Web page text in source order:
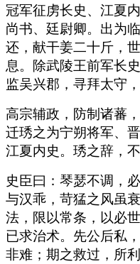
冠军征虏长史、江夏
尚书、廷尉卿。出为
还，献干姜二十斤，
息。除武陵王前军长
监吴兴郡，寻拜太守
高宗辅政，防制诸蕃
迁琇之为宁朔将军、
江夏内史。琇之辞，
史臣曰：琴瑟不调，
与汉乖，苛猛之风虽
法，限以常条，以必
已求治术。先公后私
非难；期之救过，所